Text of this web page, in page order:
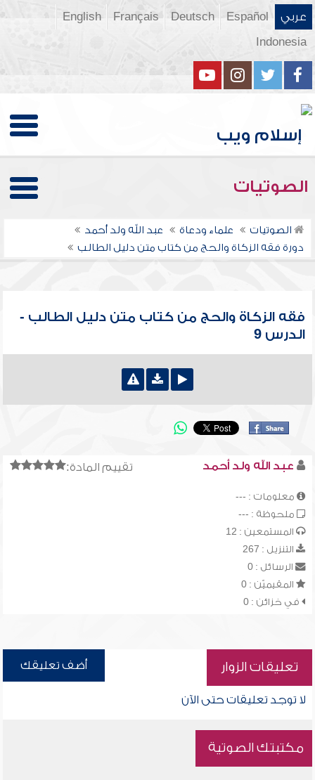
عربي Español
Deutsch
Français
English
Indonesia
الصوتيات
الصوتيات علماء ودعاة
عبد الله ولد أحمد
دورة فقه الزكاة والحج من كتاب متن دليل الطالب
فقه الزكاة والحج من كتاب متن دليل الطالب -
الدرس 9
تقييم المادة: عبد الله ولد أحمد
معلومات : ---
ملحوظة : ---
المستمعين : 12
التنزيل : 267
الرسائل : 0
المقيميّن : 0
في خزائن : 0
تعليقات الزوار أضف تعليقك
لا توجد تعليقات حتى الآن
مكتبتك الصوتية